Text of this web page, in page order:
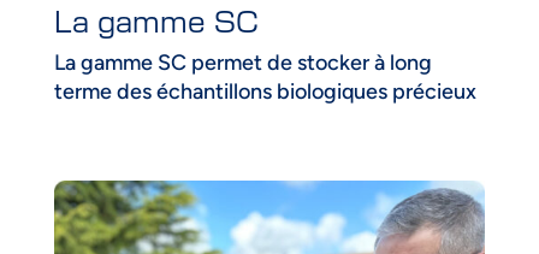
La gamme SC
La gamme SC permet de stocker à long
terme des échantillons biologiques précieux